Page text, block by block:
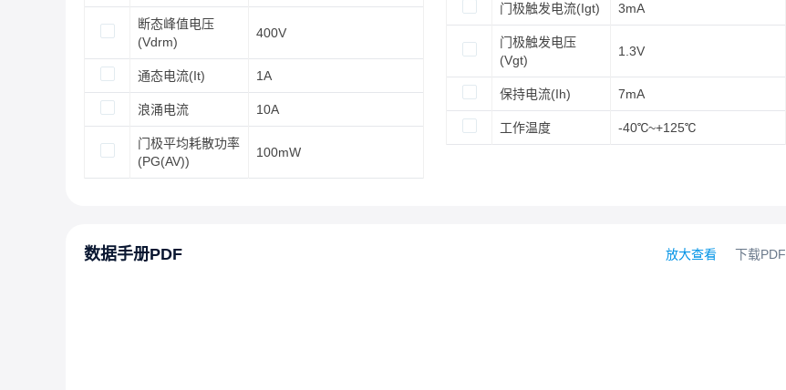
断态峰值电压
(Vdrm)
400V
通态电流(It) 1A
浪涌电流 10A
门极平均耗散功率
(PG(AV))
100mW
门极触发电流(Igt) 3mA
门极触发电压
(Vgt)
1.3V
保持电流(Ih) 7mA
工作温度 -40℃~+125℃
数据手册PDF 放大查看 下载PDF